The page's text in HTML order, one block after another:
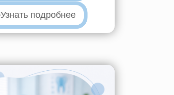
Узнать подробнее